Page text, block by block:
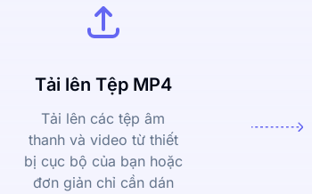
Tải lên Tệp MP4
Tải lên các tệp âm
thanh và video từ thiết
bị cục bộ của bạn hoặc
đơn giản chỉ cần dán